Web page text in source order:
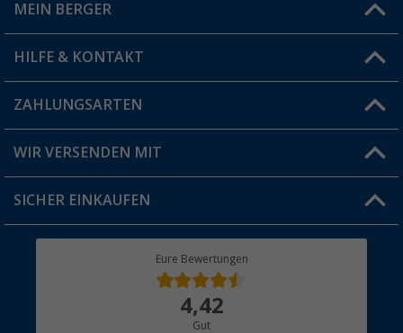
Filiale finden
MEIN BERGER
Vorteilskarte
Blog
Jobs & Karriere
HILFE & KONTAKT
FAQ & Kontakt
Versandinformationen
Rücksendung
ZAHLUNGSARTEN
WIR VERSENDEN MIT
SICHER EINKAUFEN
Eure Bewertungen
4,42
Gut